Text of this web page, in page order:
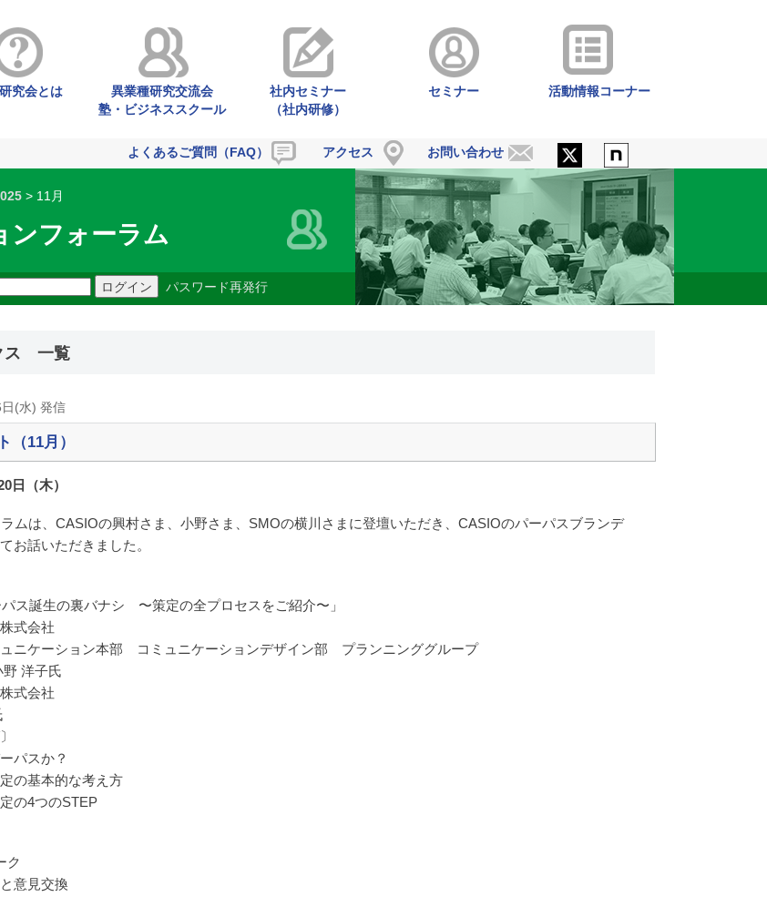
究会とは
異業種研究交流会
塾・ビジネススクール
社内セミナー
（社内研修）
セミナー 活動情報コーナー
お問い合わせ
アクセス
よくあるご質問（FAQ）
> 11月
ンフォーラム
パスワード再発行
ス 一覧
(水) 発信
（11月）
日（木）
ムは、CASIOの興村さま、小野さま、SMOの横川さまに登壇いただき、CASIOのパーパスブランデ
お話いただきました。
パス誕生の裏バナシ 〜策定の全プロセスをご紹介〜」
式会社
ニケーション本部 コミュニケーションデザイン部 プランニンググループ
洋子氏
式会社
パスか？
の基本的な考え方
の4つのSTEP
ク
意見交換